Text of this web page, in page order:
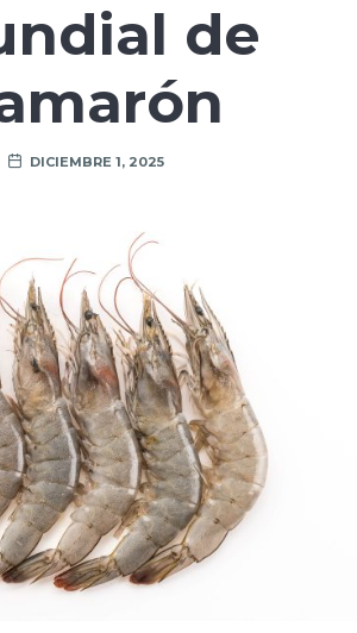
de
DICIEMBRE 1, 2025